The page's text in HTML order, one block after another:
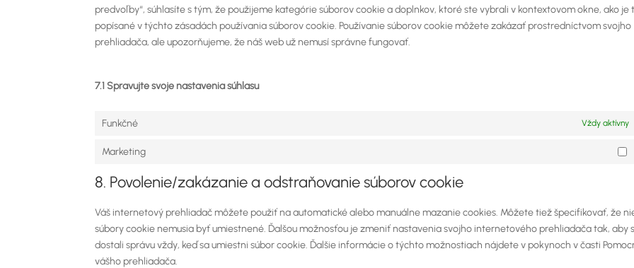
predvoľby“, súhlasíte s tým, že použijeme kategórie súborov cookie a doplnkov, ktoré ste vybrali v kontextovom okne, ako je
popísané v týchto zásadách používania súborov cookie. Používanie súborov cookie môžete zakázať prostredníctvom svojho
prehliadača, ale upozorňujeme, že náš web už nemusí správne fungovať.
7.1 Spravujte svoje nastavenia súhlasu
Funkčné Vždy aktívny
Marketing
8. Povolenie/zakázanie a odstraňovanie súborov cookie
Váš internetový prehliadač môžete použiť na automatické alebo manuálne mazanie cookies. Môžete tiež špecifikovať, že
súbory cookie nemusia byť umiestnené. Ďalšou možnosťou je zmeniť nastavenia svojho internetového prehliadača tak, aby
dostali správu vždy, keď sa umiestni súbor cookie. Ďalšie informácie o týchto možnostiach nájdete v pokynoch v časti
vášho prehliadača.